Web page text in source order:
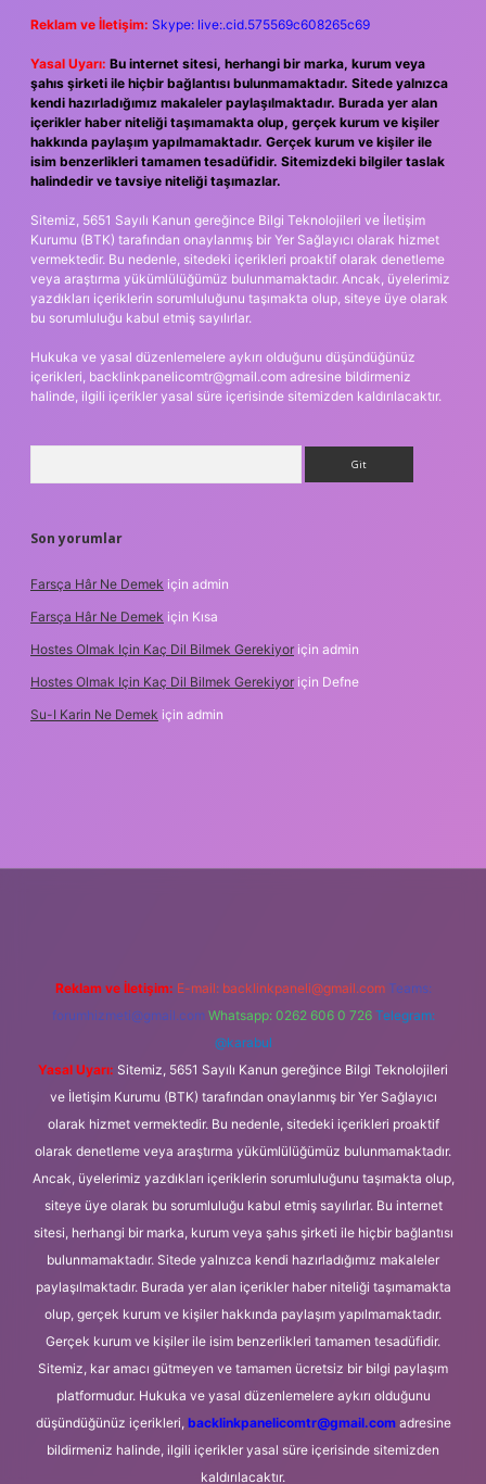
Reklam ve İletişim: Skype: live:.cid.575569c608265c69
Yasal Uyarı: Bu internet sitesi, herhangi bir marka, kurum veya
şahıs şirketi ile hiçbir bağlantısı bulunmamaktadır. Sitede yalnızca
kendi hazırladığımız makaleler paylaşılmaktadır. Burada yer alan
içerikler haber niteliği taşımamakta olup, gerçek kurum ve kişiler
hakkında paylaşım yapılmamaktadır. Gerçek kurum ve kişiler ile
isim benzerlikleri tamamen tesadüfidir. Sitemizdeki bilgiler taslak
halindedir ve tavsiye niteliği taşımazlar.
Sitemiz, 5651 Sayılı Kanun gereğince Bilgi Teknolojileri ve İletişim
Kurumu (BTK) tarafından onaylanmış bir Yer Sağlayıcı olarak hizmet
vermektedir. Bu nedenle, sitedeki içerikleri proaktif olarak denetleme
veya araştırma yükümlülüğümüz bulunmamaktadır. Ancak, üyelerimiz
yazdıkları içeriklerin sorumluluğunu taşımakta olup, siteye üye olarak
bu sorumluluğu kabul etmiş sayılırlar.
Hukuka ve yasal düzenlemelere aykırı olduğunu düşündüğünüz
içerikleri, backlinkpanelicomtr@gmail.com adresine bildirmeniz
halinde, ilgili içerikler yasal süre içerisinde sitemizden kaldırılacaktır.
Son yorumlar
Farsça Hâr Ne Demek için admin
Farsça Hâr Ne Demek için Kısa
Hostes Olmak Için Kaç Dil Bilmek Gerekiyor için admin
Hostes Olmak Için Kaç Dil Bilmek Gerekiyor için Defne
Su-I Karin Ne Demek için admin
Reklam ve İletişim: E-mail: backlinkpaneli@gmail.com Teams:
forumhizmeti@gmail.com Whatsapp: 0262 606 0 726 Telegram:
@karabul
Yasal Uyarı: Sitemiz, 5651 Sayılı Kanun gereğince Bilgi Teknolojileri
ve İletişim Kurumu (BTK) tarafından onaylanmış bir Yer Sağlayıcı
olarak hizmet vermektedir. Bu nedenle, sitedeki içerikleri proaktif
olarak denetleme veya araştırma yükümlülüğümüz bulunmamaktadır.
Ancak, üyelerimiz yazdıkları içeriklerin sorumluluğunu taşımakta olup,
siteye üye olarak bu sorumluluğu kabul etmiş sayılırlar. Bu internet
sitesi, herhangi bir marka, kurum veya şahıs şirketi ile hiçbir bağlantısı
bulunmamaktadır. Sitede yalnızca kendi hazırladığımız makaleler
paylaşılmaktadır. Burada yer alan içerikler haber niteliği taşımamakta
olup, gerçek kurum ve kişiler hakkında paylaşım yapılmamaktadır.
Gerçek kurum ve kişiler ile isim benzerlikleri tamamen tesadüfidir.
Sitemiz, kar amacı gütmeyen ve tamamen ücretsiz bir bilgi paylaşım
platformudur. Hukuka ve yasal düzenlemelere aykırı olduğunu
düşündüğünüz içerikleri, backlinkpanelicomtr@gmail.comadresine
bildirmeniz halinde, ilgili içerikler yasal süre içerisinde sitemizden
kaldırılacaktır.